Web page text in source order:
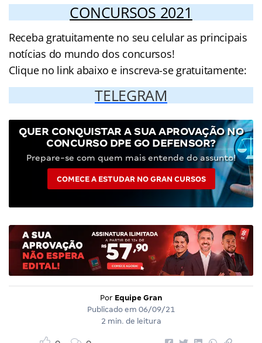
CONCURSOS 2021
Receba gratuitamente no seu celular as principais
notícias do mundo dos concursos!
Clique no link abaixo e inscreva-se gratuitamente:
TELEGRAM
QUER CONQUISTAR A SUA APROVAÇÃO NO
CONCURSO DPE GO DEFENSOR?
Prepare-se com quem mais entende do assunto!
COMECE A ESTUDAR NO GRAN CURSOS
Por Equipe Gran
Publicado em 06/09/21
2 min. de leitura